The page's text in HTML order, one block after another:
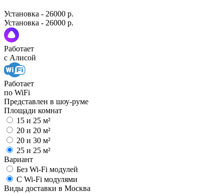
Установка - 26000 р.
Установка - 26000 р.
Работает
с Алисой
Работает
по WiFi
Представлен в шоу-руме
Площади комнат
15 и 25 м²
20 и 20 м²
20 и 30 м²
25 и 25 м²
Вариант
Без Wi-Fi модулей
С Wi-Fi модулями
Виды доставки в Москва